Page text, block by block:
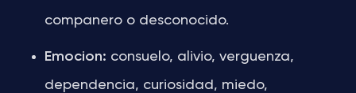
companero o desconocido.
Emocion: consuelo, alivio, verguenza,
dependencia, curiosidad, miedo,